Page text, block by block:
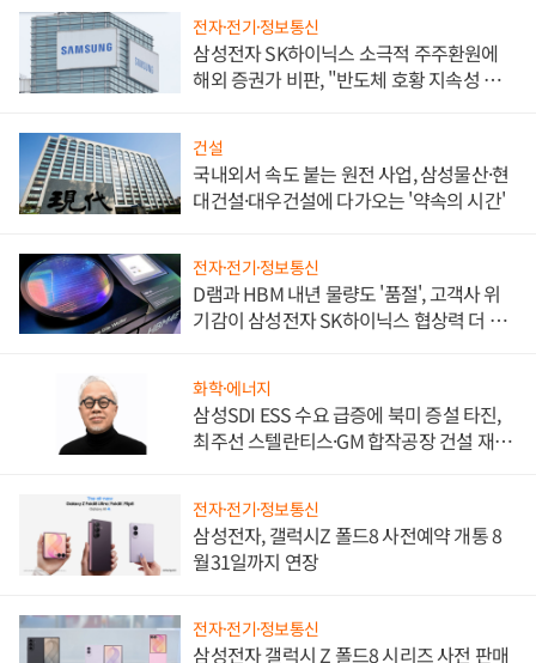
전자·전기·정보통신
삼성전자 SK하이닉스 소극적 주주환원에
해외 증권가 비판, "반도체 호황 지속성 의
건설
국내외서 속도 붙는 원전 사업, 삼성물산·현
대건설·대우건설에 다가오는 '약속의 시간'
전자·전기·정보통신
D램과 HBM 내년 물량도 '품절', 고객사 위
기감이 삼성전자 SK하이닉스 협상력 더 키
화학·에너지
삼성SDI ESS 수요 급증에 북미 증설 타진,
최주선 스텔란티스·GM 합작공장 건설 재추
전자·전기·정보통신
삼성전자, 갤럭시Z 폴드8 사전예약 개통 8
월31일까지 연장
전자·전기·정보통신
삼성전자 갤럭시 Z 폴드8 시리즈 사전 판매